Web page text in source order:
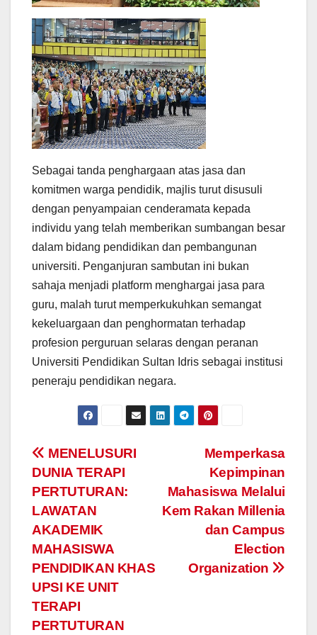
Sebagai tanda penghargaan atas jasa dan
komitmen warga pendidik, majlis turut disusuli
dengan penyampaian cenderamata kepada
individu yang telah memberikan sumbangan besar
dalam bidang pendidikan dan pembangunan
universiti. Penganjuran sambutan ini bukan
sahaja menjadi platform menghargai jasa para
guru, malah turut memperkukuhkan semangat
kekeluargaan dan penghormatan terhadap
profesion perguruan selaras dengan peranan
Universiti Pendidikan Sultan Idris sebagai institusi
peneraju pendidikan negara.
Navigasi
kiriman
Memperkasa
Kepimpinan
Mahasiswa Melalui
Kem Rakan Millenia
dan Campus
Election
Organization
MENELUSURI
DUNIA TERAPI
PERTUTURAN:
LAWATAN
AKADEMIK
MAHASISWA
PENDIDIKAN KHAS
UPSI KE UNIT
TERAPI
PERTUTURAN